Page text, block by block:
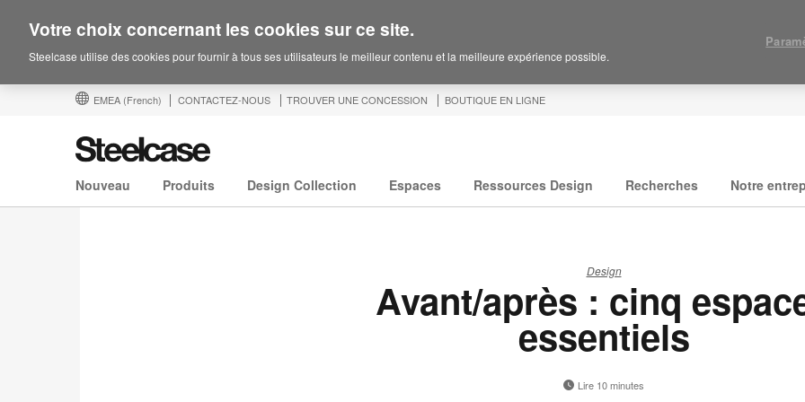
EMEA (French) CONTACTEZ-NOUS TROUVER UNE CONCESSION BOUTIQUE EN LIGNE
Nouveau Produits Design Collection Espaces Ressources Design Recherches Notre
Design
Avant/après : cinq
essentiels
Lire 10 minutes
Votre choix concernant les cookies sur ce site.
Steelcase utilise des cookies pour fournir à tous ses utilisateurs le meilleur contenu et la meilleure expérience possible.